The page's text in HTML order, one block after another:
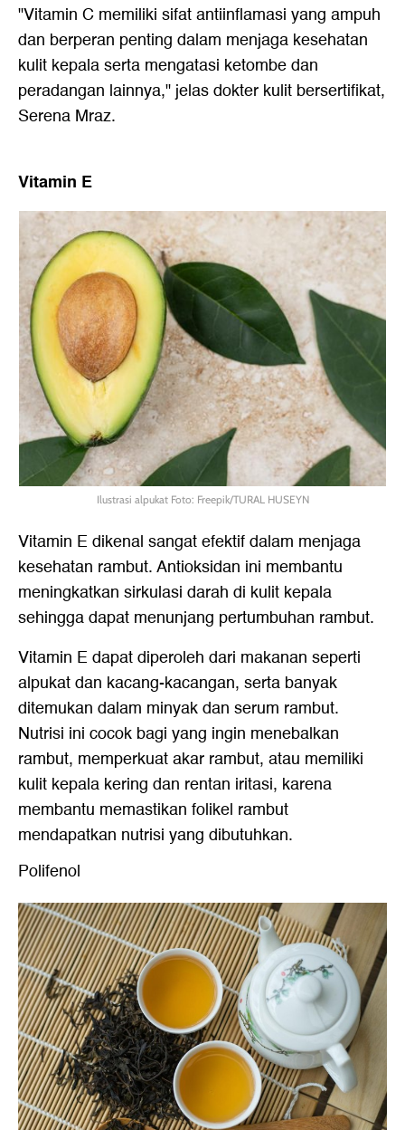
"Vitamin C memiliki sifat antiinflamasi yang ampuh
dan berperan penting dalam menjaga kesehatan
kulit kepala serta mengatasi ketombe dan
peradangan lainnya," jelas dokter kulit bersertifikat,
Serena Mraz.
Vitamin E
Ilustrasi alpukat Foto: Freepik/TURAL HUSEYN
Vitamin E dikenal sangat efektif dalam menjaga
kesehatan rambut. Antioksidan ini membantu
meningkatkan sirkulasi darah di kulit kepala
sehingga dapat menunjang pertumbuhan rambut.
Vitamin E dapat diperoleh dari makanan seperti
alpukat dan kacang-kacangan, serta banyak
ditemukan dalam minyak dan serum rambut.
Nutrisi ini cocok bagi yang ingin menebalkan
rambut, memperkuat akar rambut, atau memiliki
kulit kepala kering dan rentan iritasi, karena
membantu memastikan folikel rambut
mendapatkan nutrisi yang dibutuhkan.
Polifenol